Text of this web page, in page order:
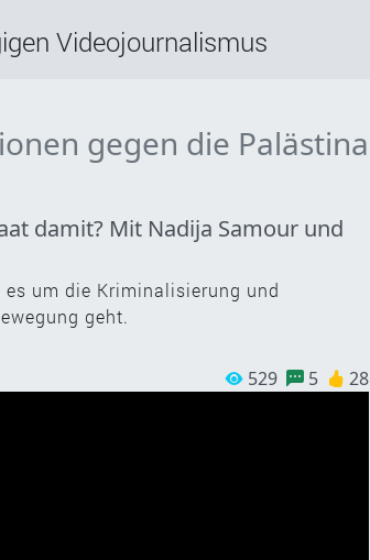
Videojournalismus
gegen die Palästina
damit? Mit Nadija Samour und
um die Kriminalisierung und
geht.
529 5 28